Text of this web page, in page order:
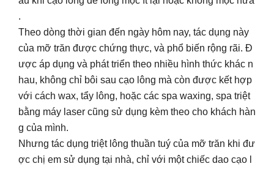
.
Theo dòng thời gian đến ngày hôm nay, tác dụng này
của mỡ trăn được chứng thực, và phổ biến rộng rãi. Đ
ược áp dụng và phát triển theo nhiều hình thức khác n
hau, không chỉ bôi sau cạo lông mà còn được kết hợp
với cách wax, tẩy lông, hoặc các spa waxing, spa triệt
bằng máy laser cũng sử dụng kèm theo cho khách hàn
g của mình.
Nhưng tác dụng triệt lông thuần tuý của mỡ trăn khi đư
ợc chị em sử dụng tại nhà, chỉ với một chiếc dao cạo l